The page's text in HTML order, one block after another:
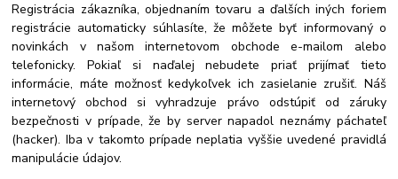
Registrácia zákazníka, objednaním tovaru a ďalších iných foriem
registrácie automaticky súhlasíte, že môžete byť informovaný o
novinkách v našom internetovom obchode e-mailom alebo
telefonicky. Pokiaľ si naďalej nebudete priať prijímať tieto
informácie, máte možnosť kedykoľvek ich zasielanie zrušiť. Náš
internetový obchod si vyhradzuje právo odstúpiť od záruky
bezpečnosti v prípade, že by server napadol neznámy páchateľ
(hacker). Iba v takomto prípade neplatia vyššie uvedené pravidlá
manipulácie údajov.